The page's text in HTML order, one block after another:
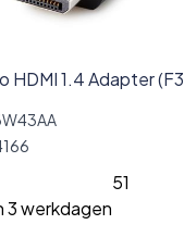
HDMI 1.4 Adapter
51
3 werkdagen